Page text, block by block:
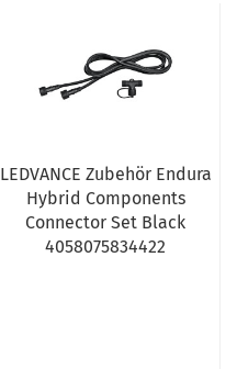
LEDVANCE Zubehör Endura
Hybrid Components
Connector Set Black
4058075834422